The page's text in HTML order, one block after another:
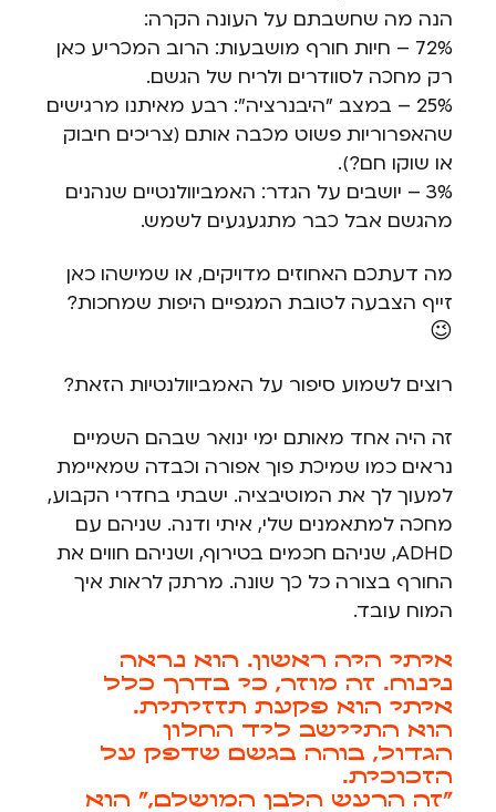
הנה מה שחשבתם על העונה הקרה:
72% – חיות חורף מושבעות: הרוב המכריע כאן
רק מחכה לסוודרים ולריח של הגשם.
25% – במצב "היבנרציה": רבע מאיתנו מרגישים
שהאפרוריות פשוט מכבה אותם (צריכים חיבוק
או שוקו חם?).
3% – יושבים על הגדר: האמביוולנטיים שנהנים
מהגשם אבל כבר מתגעגעים לשמש.
מה דעתכם האחוזים מדויקים, או שמישהו כאן
זייף הצבעה לטובת המגפיים היפות שמחכות?
😉
רוצים לשמוע סיפור על האמביוולנטיות הזאת?
זה היה אחד מאותם ימי ינואר שבהם השמיים
נראים כמו שמיכת פוך אפורה וכבדה שמאיימת
למעוך לך את המוטיבציה. ישבתי בחדרי הקבוע,
מחכה למתאמנים שלי, איתי ודנה. שניהם עם
ADHD, שניהם חכמים בטירוף, ושניהם חווים את
החורף בצורה כל כך שונה. מרתק לראות איך
המוח עובד.
איתי היה ראשון. הוא נראה
נינוח. זה מוזר, כי בדרך כלל
איתי הוא פקעת תזזיתית.
הוא התיישב ליד החלון
הגדול, בוהה בגשם שדפק על
הזכוכית.
"זה הרעש הלבן המושלם," הוא